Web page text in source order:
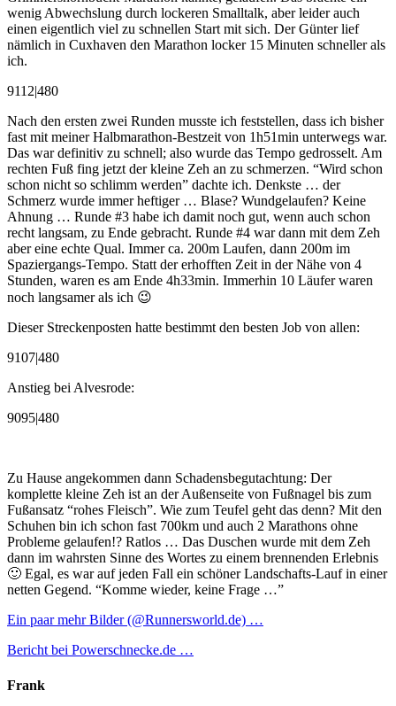
wenig Abwechslung durch lockeren Smalltalk, aber leider auch
einen eigentlich viel zu schnellen Start mit sich. Der Günter lief
nämlich in Cuxhaven den Marathon locker 15 Minuten schneller als
ich.
9112|480
Nach den ersten zwei Runden musste ich feststellen, dass ich bisher
fast mit meiner Halbmarathon-Bestzeit von 1h51min unterwegs war.
Das war definitiv zu schnell; also wurde das Tempo gedrosselt. Am
rechten Fuß fing jetzt der kleine Zeh an zu schmerzen. “Wird schon
schon nicht so schlimm werden” dachte ich. Denkste … der
Schmerz wurde immer heftiger … Blase? Wundgelaufen? Keine
Ahnung … Runde #3 habe ich damit noch gut, wenn auch schon
recht langsam, zu Ende gebracht. Runde #4 war dann mit dem Zeh
aber eine echte Qual. Immer ca. 200m Laufen, dann 200m im
Spaziergangs-Tempo. Statt der erhofften Zeit in der Nähe von 4
Stunden, waren es am Ende 4h33min. Immerhin 10 Läufer waren
noch langsamer als ich 😉
Dieser Streckenposten hatte bestimmt den besten Job von allen:
9107|480
Anstieg bei Alvesrode:
9095|480
Zu Hause angekommen dann Schadensbegutachtung: Der
komplette kleine Zeh ist an der Außenseite von Fußnagel bis zum
Fußansatz “rohes Fleisch”. Wie zum Teufel geht das denn? Mit den
Schuhen bin ich schon fast 700km und auch 2 Marathons ohne
Probleme gelaufen!? Ratlos … Das Duschen wurde mit dem Zeh
dann im wahrsten Sinne des Wortes zu einem brennenden Erlebnis
🙂 Egal, es war auf jeden Fall ein schöner Landschafts-Lauf in einer
netten Gegend. “Komme wieder, keine Frage …”
Ein paar mehr Bilder (@Runnersworld.de) …
Bericht bei Powerschnecke.de …
Frank